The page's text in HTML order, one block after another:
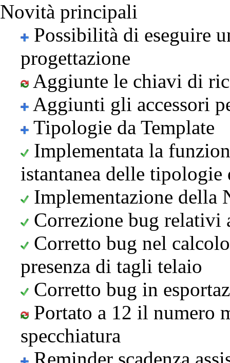
Novità principali
Possibilità di eseguire
progettazione
Aggiunte le chiavi di
Aggiunti gli accessori
Tipologie da Template
Implementata la
istantanea delle tipologie
Implementazione della
Correzione bug relativi
Corretto bug nel
presenza di tagli telaio
Corretto bug in
Portato a 12 il numero
specchiatura